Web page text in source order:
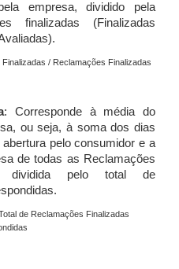
empresa, dividido pela
finalizadas (Finalizadas
/ Reclamações Finalizadas
: Corresponde à média do
ou seja, à soma dos dias
pelo consumidor e a
de todas as Reclamações
dividida pelo total de
de Reclamações Finalizadas